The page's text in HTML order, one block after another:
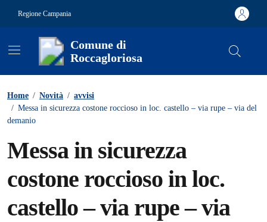
Regione Campania
Comune di
Roccagloriosa
Home / Novità / avvisi
/ Messa in sicurezza costone roccioso in loc. castello – via rupe – via del
demanio
Messa in sicurezza
costone roccioso in loc.
castello – via rupe – via